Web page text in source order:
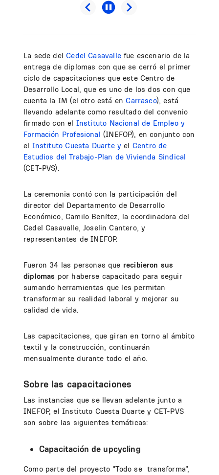
La sede delCedel Casavallefue escenario de la
entrega de diplomas con que se cerró el primer
ciclo de capacitaciones que este Centro de
Desarrollo Local, que es uno de los dos con que
cuenta la IM (el otro está enCarrasco), está
llevando adelante como resultado del convenio
firmado con el Instituto Nacional de Empleo y
Formación Profesional (INEFOP), en conjunto con
el Instituto Cuesta Duarte y el Centro de
Estudios del Trabajo-Plan de Vivienda Sindical
(CET-PVS).
La ceremonia contó con la participación del
director del Departamento de Desarrollo
Económico, Camilo Benítez, la coordinadora del
Cedel Casavalle, Joselin Cantero, y
representantes de INEFOP.
Fueron 34 las personas que recibieron sus
diplomas por haberse capacitado para seguir
sumando herramientas que les permitan
transformar su realidad laboral y mejorar su
calidad de vida.
Las capacitaciones, que giran en torno al ámbito
textil y la construcción, continuarán
mensualmente durante todo el año.
Sobre las capacitaciones
Las instancias que se llevan adelante junto a
INEFOP, el Instituto Cuesta Duarte y CET-PVS
son sobre las siguientes temáticas:
Capacitación de upcycling
Como parte del proyecto “Todo se transforma”,